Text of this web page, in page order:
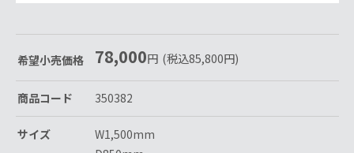
希望小売価格 78,000円 (税込85,800円)
商品コード 350382
サイズ
W1,500mm